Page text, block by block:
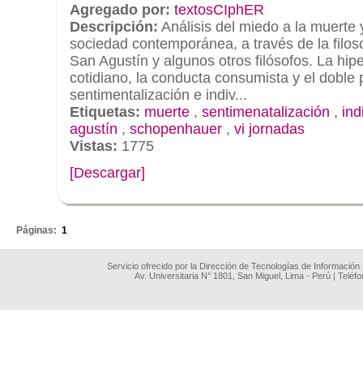
Agregado por: textosCIphER
Descripción: Análisis del miedo a la muerte
sociedad contemporánea, a través de la
San Agustín y algunos otros filósofos. La
cotidiano, la conducta consumista y el doble
sentimentalización e indiv...
Etiquetas: muerte , sentimenatalización ,
agustín , schopenhauer , vi jornadas
Vistas: 1775
[Descargar]
Páginas: 1
Servicio ofrecido por la Dirección de Tecnologías de
Av. Universitaria N° 1801, San Miguel, Lima - Perú |